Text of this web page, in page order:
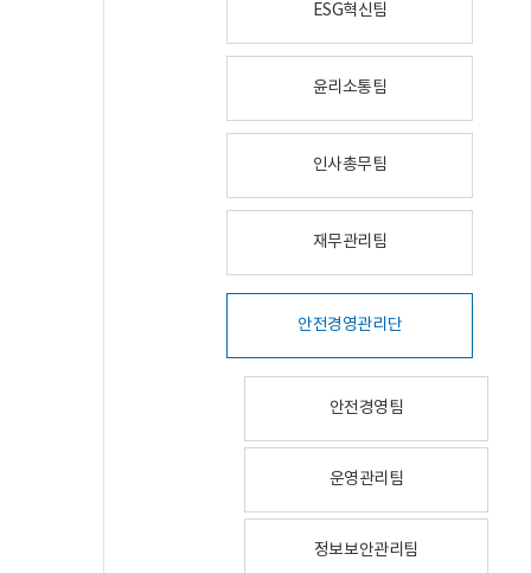
ESG혁신팀
윤리소통팀
인사총무팀
재무관리팀
안전경영관리단
안전경영팀
운영관리팀
정보보안관리팀